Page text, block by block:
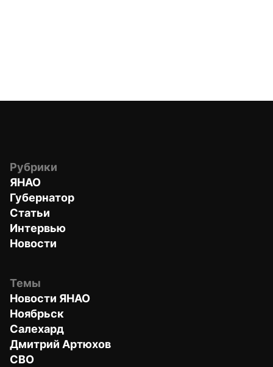
Рубрики
ЯНАО
Губернатор
Статьи
Интервью
Новости
Темы
Новости ЯНАО
Ноябрьск
Салехард
Дмитрий Артюхов
СВО